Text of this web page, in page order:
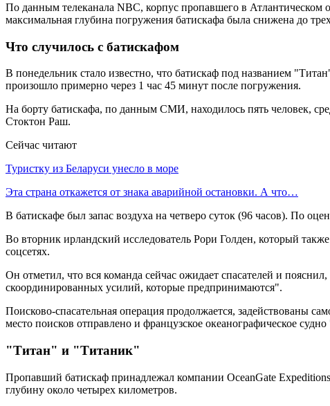
По данным телеканала NBC, корпус пропавшего в Атлантическом
максимальная глубина погружения батискафа была снижена до
Что случилось с батискафом
В понедельник стало известно, что батискаф под названием
произошло примерно через 1 час 45 минут после погружения.
На борту батискафа, по данным СМИ, находилось пять человек,
Стоктон Раш.
Сейчас читают
Туристку из Беларуси унесло в море
Эта страна откажется от знака аварийной остановки. А что…
В батискафе был запас воздуха на четверо суток (96 часов). По
Во вторник ирландский исследователь Рори Голден, который
соцсетях.
Он отметил, что вся команда сейчас ожидает спасателей и
скоординированных усилий, которые предпринимаются".
Поисково-спасательная операция продолжается, задействованы
место поисков отправлено и французское океанографическое
"Титан" и "Титаник"
Пропавший батискаф принадлежал компании OceanGate
глубину около четырех километров.